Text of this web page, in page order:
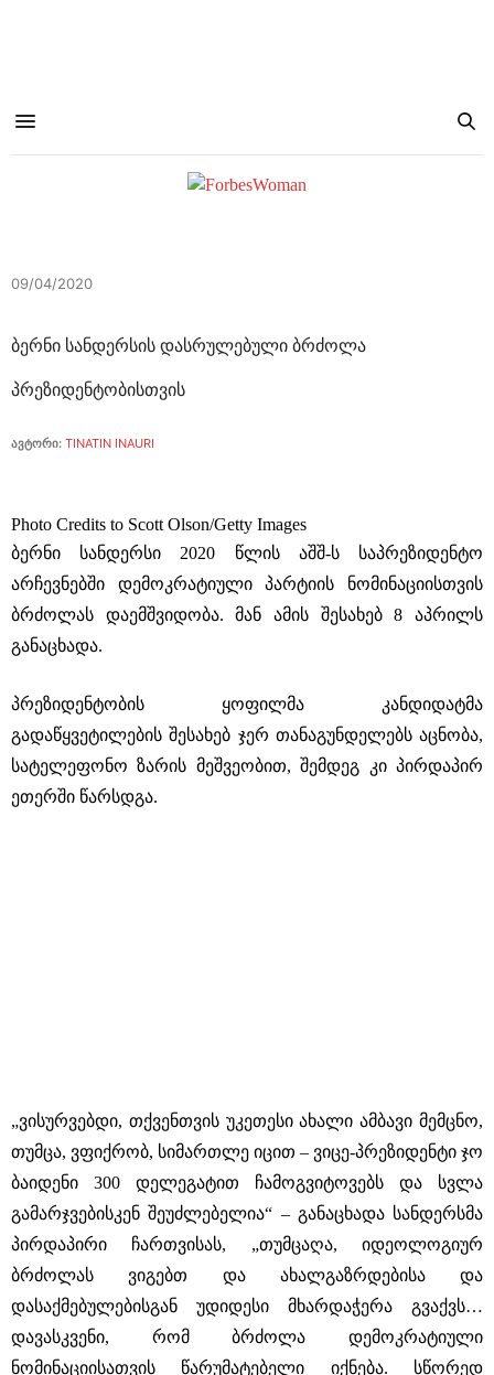
09/04/2020
ბერნი სანდერსის დასრულებული ბრძოლა
პრეზიდენტობისთვის
ავტორი: TINATIN INAURI
Photo Credits to Scott Olson/Getty Images
ბერნი სანდერსი 2020 წლის აშშ-ს საპრეზიდენტო
არჩევნებში დემოკრატიული პარტიის ნომინაციისთვის
ბრძოლას დაემშვიდობა. მან ამის შესახებ 8 აპრილს
განაცხადა.
პრეზიდენტობის ყოფილმა კანდიდატმა
გადაწყვეტილების შესახებ ჯერ თანაგუნდელებს აცნობა,
სატელეფონო ზარის მეშვეობით, შემდეგ კი პირდაპირ
ეთერში წარსდგა.
„ვისურვებდი, თქვენთვის უკეთესი ახალი ამბავი მემცნო,
თუმცა, ვფიქრობ, სიმართლე იცით – ვიცე-პრეზიდენტი ჯო
ბაიდენი 300 დელეგატით ჩამოგვიტოვებს და სვლა
გამარჯვებისკენ შეუძლებელია“ – განაცხადა სანდერსმა
პირდაპირი ჩართვისას, „თუმცაღა, იდეოლოგიურ
ბრძოლას ვიგებთ და ახალგაზრდებისა და
დასაქმებულებისგან უდიდესი მხარდაჭერა გვაქვს…
დავასკვენი, რომ ბრძოლა დემოკრატიული
ნომინაციისათვის წარუმატებელი იქნება. სწორედ